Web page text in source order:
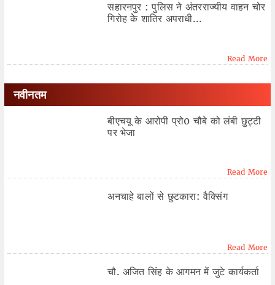
सहारनपुर : पुलिस ने अंतरराज्यीय वाहन चोर
गिरोह केे शातिर अपराधी...
Read More
नवीनतम
बीएचयू के आरोपी प्रो0 चौबे को लंबी छुट्टी
पर भेजा
Read More
अनचाहे बालों से छुटकारा: वैक्सिंग
Read More
चौ. अजित सिंह के आगमन में जुटे कार्यकर्ता